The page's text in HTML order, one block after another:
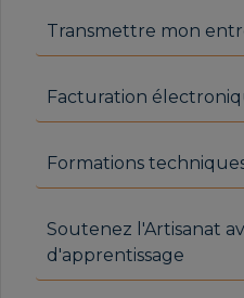
Transmettre mon
Facturation
Formations
Soutenez l'Artisanat
d'apprentissage